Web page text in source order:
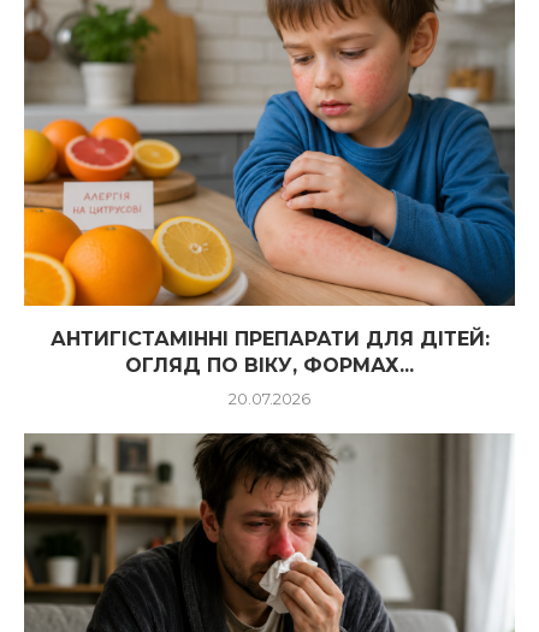
АНТИГІСТАМІННІ ПРЕПАРАТИ ДЛЯ ДІТЕЙ:
ОГЛЯД ПО ВІКУ, ФОРМАХ...
20.07.2026